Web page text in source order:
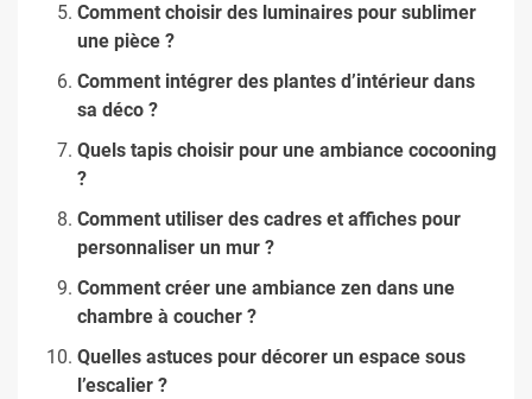
Comment choisir des luminaires pour sublimer
une pièce ?
Comment intégrer des plantes d’intérieur dans
sa déco ?
Quels tapis choisir pour une ambiance cocooning
?
Comment utiliser des cadres et affiches pour
personnaliser un mur ?
Comment créer une ambiance zen dans une
chambre à coucher ?
Quelles astuces pour décorer un espace sous
l’escalier ?